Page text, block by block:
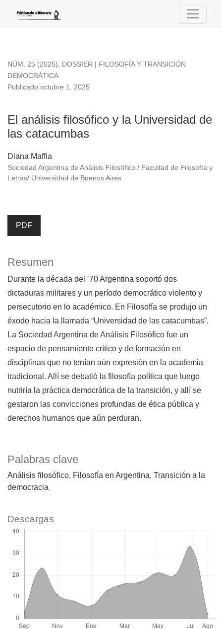
El análisis filosófico y la Universidad de las catacumbas
NÚM. 25 (2025), DOSSIER | FILOSOFÍA Y TRANSICIÓN
DEMOCRÁTICA
El análisis filosófico y la Universidad de
las catacumbas
Publicado octubre 1, 2025
Diana Maffia
Sociedad Argentina de Análisis Filosöfico / Facultad de Filosofía y
Letras/ Universidad de Buenos Aires
PDF
Palabras clave
Análisis filosófico Filosofía en Argentina Transición a la
democracia
Resumen
Durante la década del ’70 Argentina soportó dos
dictaduras militares y un período democrático violento y
persecutorio en lo académico. En Filosofía se produjo un
éxodo hacia la llamada “Universidad de las catacumbas”.
La Sociedad Argentina de Análisis Filosófico fue un
espacio de pensamiento crítico y de formación en
disciplinas que no tenían aún expresión en la academia
tradicional. Allí se debatió la filosofía política que luego
nutriría la práctica democrática de la transición, y allí se
gestaron las convicciones profundas de ética pública y
derechos humanos que aún perduran.
Descargas